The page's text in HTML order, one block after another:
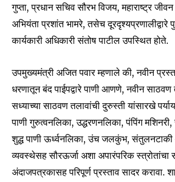
Join our community
SUBSCRIBERS and be
To subscribe, simply enter your email
or click the subscribe button below. Don't
your privacy and won't spam your inbox.
safe with us.
गुप्ता, प्रधान सचिव सौरभ विजय, महाराष्ट्र
अभियंता प्रशांत भामरे, तसेच दूरदृश्यप्रणालीद्वारे
कार्यकारी अधिकारी संतोष पाटील उपस्थित होते.
उपमुख्यमंत्री अजित पवार म्हणाले की, नवीन
धरणातून बंद पाईपद्वारे पाणी आणणे, नवीन
सध्याच्या साठवण तलावांची दुरुस्ती यांसारखे
पाणी गुरुत्वनलिका, उद्धरणनलिका, पंपिंग
शुद्ध पाणी ऊर्ध्वनलिका, उंच जलकुंभ,
व्यवस्थेसह सौरऊर्जा अशा अपारंपरिक
अंदाजपत्रकासह परिपूर्ण प्रस्ताव सादर करावा.